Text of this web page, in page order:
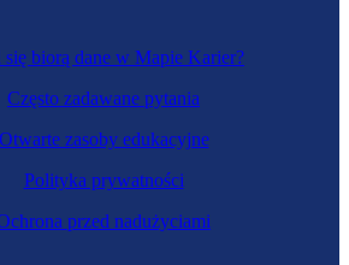
się biorą dane w Mapie Karier?
Często zadawane pytania
Otwarte zasoby edukacyjne
Polityka prywatności
przed nadużyciami